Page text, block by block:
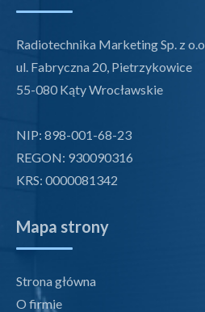
Radiotechnika Marketing Sp. z o.o.
ul. Fabryczna 20, Pietrzykowice
55-080 Kąty Wrocławskie
NIP: 898-001-68-23
REGON: 930090316
KRS: 0000081342
Mapa strony
Strona główna
O firmie